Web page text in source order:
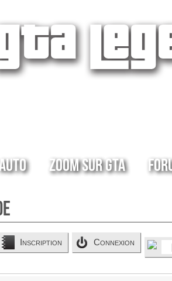
Zoom sur GTA
Inscription Connexion